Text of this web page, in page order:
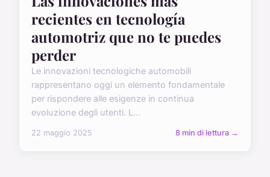
recientes en tecnología
automotriz que no te puedes
perder
Le innovazioni tecnologiche automobili
rappresentano oggi un elemento fondamentale
per rispondere alle esigenze in continua
evoluzione degli utenti. L...
22 maggio 2025 8 min di lettura →